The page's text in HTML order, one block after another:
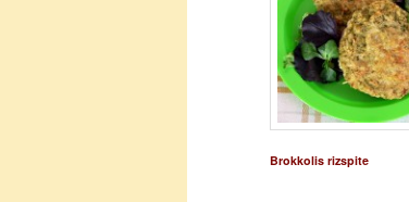
Brokkolis rizspite